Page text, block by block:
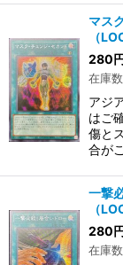
マス
（
280
在庫
アジ
はご
傷と
合が
一撃
（
280
在庫